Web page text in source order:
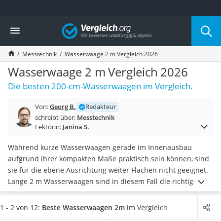
Die beliebtesten Vergleiche nach Kategorie
Baumarkt
Tresor feuerfest
Makita-Akku-Rasenmäher
Kappsäge
Smartes Türschloss
Akku-Rasentrimmer
Feuchtigkeitsmessgerät
Split-Klimaanlage 2 Innengeräte
Pelletofen
Tiefbrunnenpumpe
Fliesenschneider
Hochdruckreiniger
Doppelschleifer
Überwachungskamera
Benzinrasenmäher mit Elektrostart
Vergleich
Messtechnik Wasserwaage 2 m Vergleich 2026
Wasserwaage 2 m Vergleich 2026
Die besten 200-cm-Wasserwaagen im Vergleich.
Von:Georg B.
Redakteur
schreibt über: Messtechnik
Lektorin: Janina S.
Während kurze Wasserwaagen gerade im Innenausbau
aufgrund ihrer kompakten Maße praktisch sein können, sind
sie für die ebene Ausrichtung weiter Flächen nicht geeignet.
Lange 2 m Wasserwaagen sind in diesem Fall die richtige
Wahl undkönnen die Arbeit massiv erleichtern. Wie diverse
Online-Tests zeigen, sind Wasserwaagen vor allem aus
1 - 2 von 12: Beste Wasserwaagen 2m im Vergleich